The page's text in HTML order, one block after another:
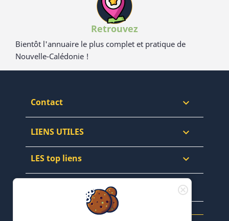
Retrouvez
Bientôt l'annuaire le plus complet et pratique de
Nouvelle-Calédonie !
Contact 
LIENS UTILES 
LES top liens 
NEWSLETTERS & WEB 